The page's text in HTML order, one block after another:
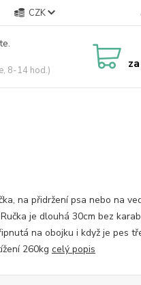
CZK
8-14 hod.) za
na přidržení psa nebo na
je dlouhá 30cm bez
na obojku i když je pes
260kg celý popis